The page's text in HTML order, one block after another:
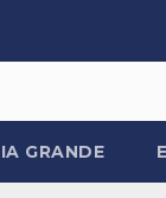
GRANDE